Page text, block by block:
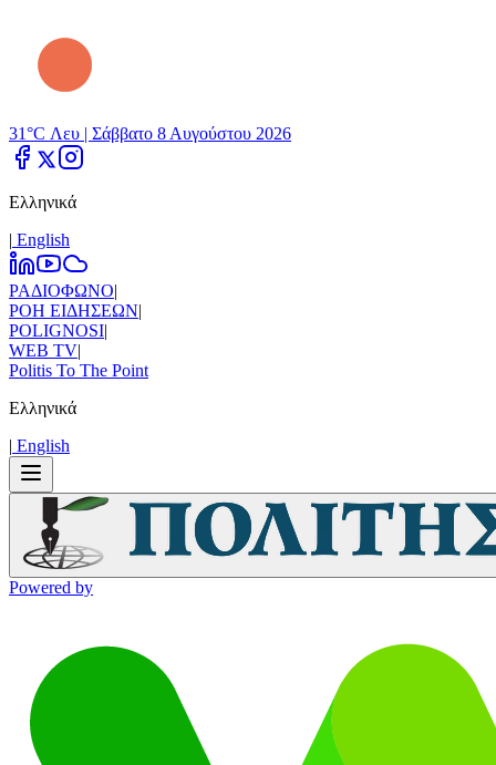
31°C Λευ | Σάββατο 8 Αυγούστου 2026
Ελληνικά
| Εnglish
ΡΑΔΙΟΦΩΝΟ|
ΡΟΗ ΕΙΔΗΣΕΩΝ|
POLIGNOSI|
WEB TV|
Politis To The Point
Ελληνικά
| Εnglish
Powered by